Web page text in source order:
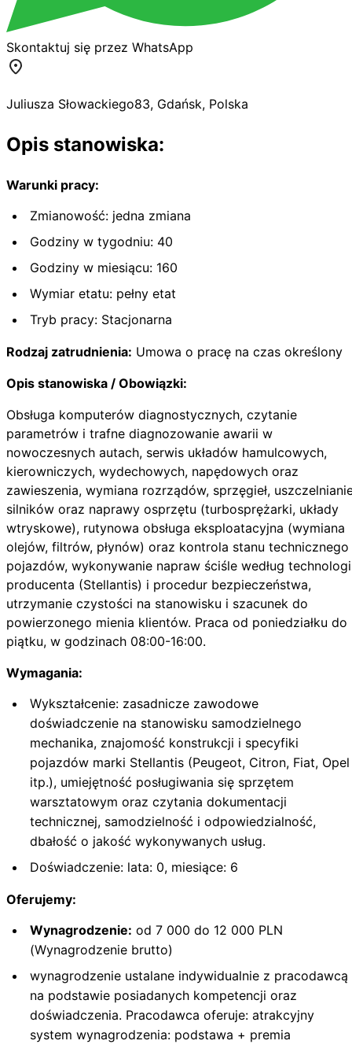
Skontaktuj się przez WhatsApp
Juliusza Słowackiego83, Gdańsk, Polska
Opis stanowiska:
Warunki pracy:
Zmianowość: jedna zmiana
Godziny w tygodniu: 40
Godziny w miesiącu: 160
Wymiar etatu: pełny etat
Tryb pracy: Stacjonarna
Rodzaj zatrudnienia: Umowa o pracę na czas określony
Opis stanowiska / Obowiązki:
Obsługa komputerów diagnostycznych, czytanie
parametrów i trafne diagnozowanie awarii w
nowoczesnych autach, serwis układów hamulcowych,
kierowniczych, wydechowych, napędowych oraz
zawieszenia, wymiana rozrządów, sprzęgieł,
silników oraz naprawy osprzętu (turbosprężarki, układy
wtryskowe), rutynowa obsługa eksploatacyjna (wymiana
olejów, filtrów, płynów) oraz kontrola stanu technicznego
pojazdów, wykonywanie napraw ściśle według
producenta (Stellantis) i procedur bezpieczeństwa,
utrzymanie czystości na stanowisku i szacunek do
powierzonego mienia klientów. Praca od poniedziałku do
piątku, w godzinach 08:00-16:00.
Wymagania:
Wykształcenie: zasadnicze zawodowe
doświadczenie na stanowisku samodzielnego
mechanika, znajomość konstrukcji i specyfiki
pojazdów marki Stellantis (Peugeot, Citron, Fiat, Opel
itp.), umiejętność posługiwania się sprzętem
warsztatowym oraz czytania dokumentacji
technicznej, samodzielność i odpowiedzialność,
dbałość o jakość wykonywanych usług.
Doświadczenie: lata: 0, miesiące: 6
Oferujemy:
Wynagrodzenie: od 7 000 do 12 000 PLN
(Wynagrodzenie brutto)
wynagrodzenie ustalane indywidualnie z pracodawcą
na podstawie posiadanych kompetencji oraz
doświadczenia. Pracodawca oferuje: atrakcyjny
system wynagrodzenia: podstawa + premia